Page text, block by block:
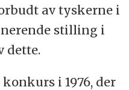
av tyskerne i
stilling i
dette.
i 1976, der